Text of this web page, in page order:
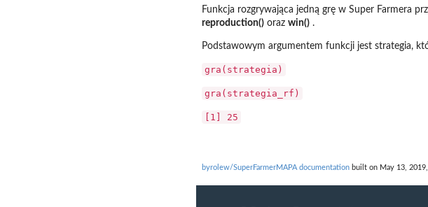
Funkcja rozgrywająca jedną grę w Super Farmera
reproduction() oraz win() .
Podstawowym argumentem funkcji jest strategia,
gra(strategia)
gra(strategia_rf)
[1] 25
byrolew/SuperFarmerMAPA documentation built on May 13,